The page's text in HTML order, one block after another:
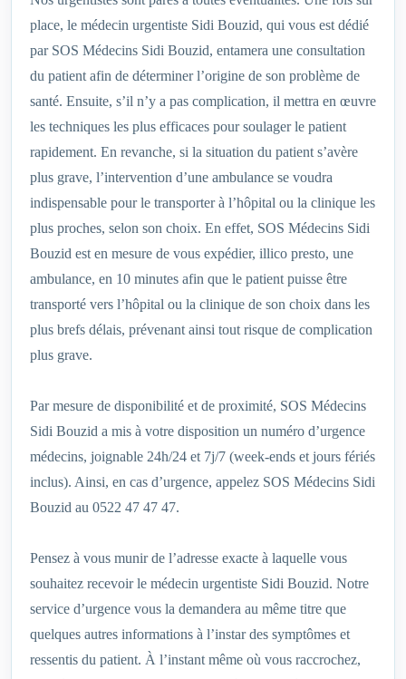
place, le médecin urgentiste Sidi Bouzid, qui vous est dédié
par SOS Médecins Sidi Bouzid, entamera une consultation
du patient afin de déterminer l’origine de son problème de
santé. Ensuite, s’il n’y a pas complication, il mettra en œuvre
les techniques les plus efficaces pour soulager le patient
rapidement. En revanche, si la situation du patient s’avère
plus grave, l’intervention d’une ambulance se voudra
indispensable pour le transporter à l’hôpital ou la clinique les
plus proches, selon son choix. En effet, SOS Médecins Sidi
Bouzid est en mesure de vous expédier, illico presto, une
ambulance, en 10 minutes afin que le patient puisse être
transporté vers l’hôpital ou la clinique de son choix dans les
plus brefs délais, prévenant ainsi tout risque de complication
plus grave.
Par mesure de disponibilité et de proximité, SOS Médecins
Sidi Bouzid a mis à votre disposition un numéro d’urgence
médecins, joignable 24h/24 et 7j/7 (week-ends et jours fériés
inclus). Ainsi, en cas d’urgence, appelez SOS Médecins Sidi
Bouzid au 0522 47 47 47.
Pensez à vous munir de l’adresse exacte à laquelle vous
souhaitez recevoir le médecin urgentiste Sidi Bouzid. Notre
service d’urgence vous la demandera au même titre que
quelques autres informations à l’instar des symptômes et
ressentis du patient. À l’instant même où vous raccrochez,